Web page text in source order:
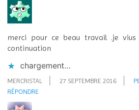
merci pour ce beau travail .je vius
continuation
chargement…
MERCRISTAL 27 SEPTEMBRE 2016
RÉPONDRE